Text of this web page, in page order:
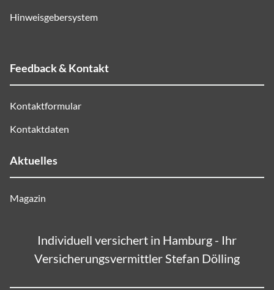
Hinweisgebersystem
Feedback & Kontakt
Kontaktformular
Kontaktdaten
Aktuelles
Magazin
Individuell versichert in Hamburg - Ihr
Versicherungsvermittler Stefan Dölling